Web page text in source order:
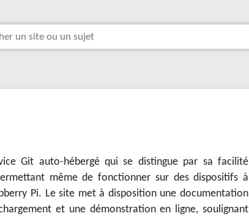
Git auto-hébergé qui se distingue par sa facilité
même de fonctionner sur des dispositifs à
Pi. Le site met à disposition une documentation
et une démonstration en ligne, soulignant